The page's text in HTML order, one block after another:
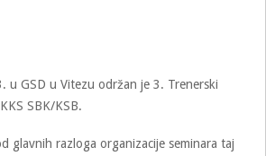
u GSD u Vitezu održan je 3. Trenerski
SBK/KSB.
glavnih razloga organizacije seminara taj